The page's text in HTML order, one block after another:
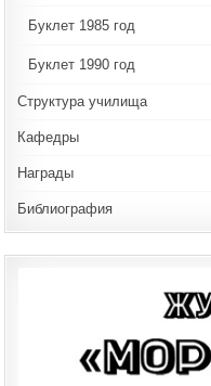
Буклет 1985 год
Буклет 1990 год
Структура училища
Кафедры
Награды
Библиография